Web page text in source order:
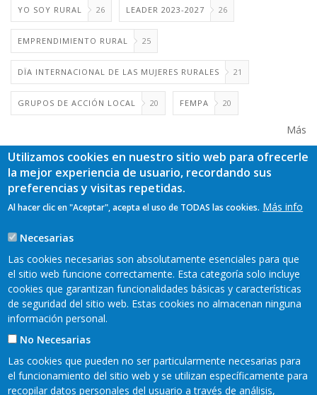
YO SOY RURAL 26 LEADER 2023-2027 26
EMPRENDIMIENTO RURAL 25
DÏA INTERNACIONAL DE LAS MUJERES RURALES 21
GRUPOS DE ACCIÓN LOCAL 20 FEMPA 20
Más
Utilizamos cookies en nuestro sitio web para ofrecerle
la mejor experiencia de usuario, recordando sus
preferencias y visitas repetidas.
Al hacer clic en "Aceptar", acepta el uso de TODAS las cookies. Más info
Necesarias
Las cookies necesarias son absolutamente esenciales para que
el sitio web funcione correctamente. Esta categoría solo incluye
cookies que garantizan funcionalidades básicas y características
de seguridad del sitio web. Estas cookies no almacenan ninguna
información personal.
No Necesarias
Las cookies que pueden no ser particularmente necesarias para
el funcionamiento del sitio web y se utilizan específicamente para
recopilar datos personales del usuario a través de análisis,